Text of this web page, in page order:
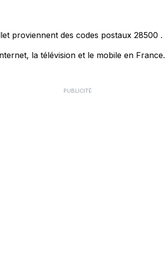
proviennent des codes postaux 28500 .
la télévision et le mobile en
PUBLICITÉ